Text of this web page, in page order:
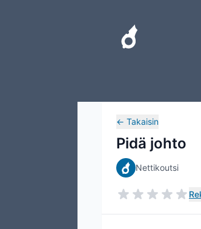
← Takaisin
Pidä johto
Nettikoutsi